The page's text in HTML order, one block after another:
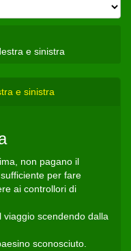
e sinistra
e sinistra
non pagano il
per fare
ai controllori di
scendendo dalla
sconosciuto.